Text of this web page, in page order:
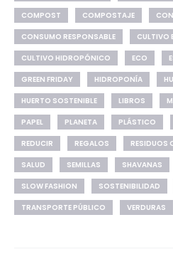
COMPOST
COMPOSTAJE
CONSUMO RESPONSABLE
CULTIVO
CULTIVO HIDROPÓNICO
ECO
GREEN FRIDAY
HIDROPONÍA
HUERTO SOSTENIBLE
LIBROS
PAPEL
PLANETA PLÁSTICO
REDUCIR
REGALOS RESIDUOS
SALUD
SEMILLAS SHAVANAS
SLOW FASHION
SOSTENIBILIDAD
TRANSPORTE PÚBLICO
VERDURAS